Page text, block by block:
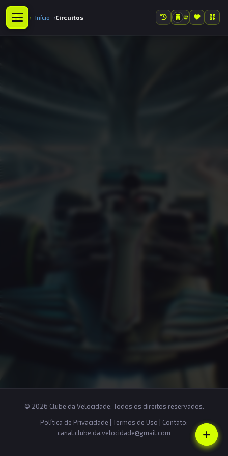
Início Circuitos
© 2026 Clube da Velocidade. Todos os direitos reservados.
Política de Privacidade
Termos de Uso | Contato:
canal.clube.da.velocidade@gmail.com